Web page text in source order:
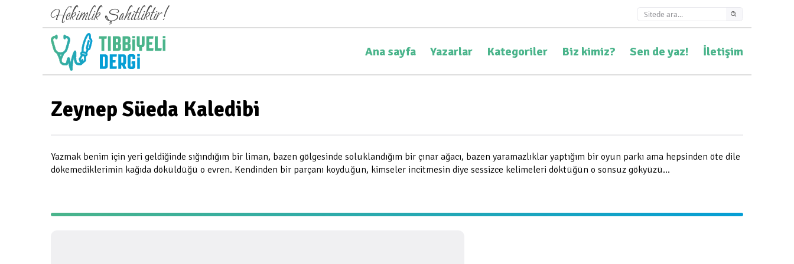
Hekimlik Şahitliktir!
Ana sayfa Yazarlar Kategoriler Biz kimiz? Sen de yaz! İletişim
Zeynep Süeda Kaledibi
Yazmak benim için yeri geldiğinde sığındığım bir liman, bazen gölgesinde soluklandığım bir çınar ağacı, bazen yaramazlıklar yaptığım bir oyun parkı ama hepsinden öte dile
dökemediklerimin kağıda döküldüğü o evren. Kendinden bir parçanı koyduğun, kimseler incitmesin diye sessizce kelimeleri döktüğün o sonsuz gökyüzü…